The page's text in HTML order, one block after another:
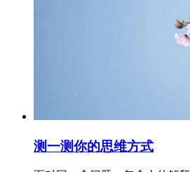
测一测你的思维方式